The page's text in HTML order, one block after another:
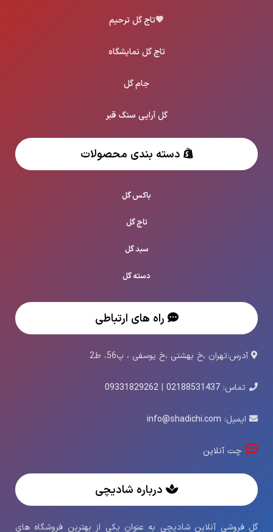
🖤تاج گل ترحیم
تاج گل نمایشگاه
جام گل
گل آرایی سنگ قبر
دسته بندی محصولات
باکس گل
تاج گل
سبد گل
دسته گل
راه های ارتباطی
آدرس:تهران ،خ بهشتی ،خ یوسفی ، پ56، ط2
تماس: 02188531437
|
09331829262
ایمیل: info@shadichi.com
چت آنلاین
درباره شادیچی
گل فروشی آنلاین شادیچی به عنوان یکی از بهترین فروشگاه های